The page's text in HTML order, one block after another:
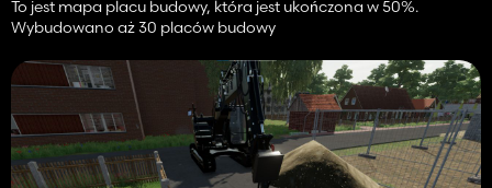
To jest mapa placu budowy, która jest ukończona w 50%.
Wybudowano aż 30 placów budowy